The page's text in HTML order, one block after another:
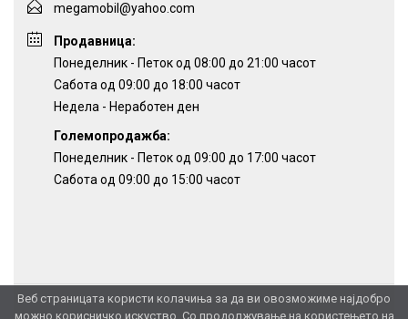
Веб страницата користи колачиња за да ви овозможиме најдобро
можно корисничко искуство. Со продолжување на користењето на
megamobil@yahoo.com
Продавница:
Понеделник - Петок од 08:00 до 21:00 часот
Сабота од 09:00 до 18:00 часот
Недела - Неработен ден
Големопродажба:
Понеделник - Петок од 09:00 до 17:00 часот
Сабота од 09:00 до 15:00 часот